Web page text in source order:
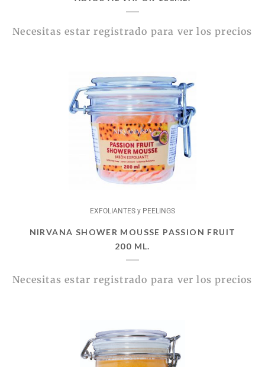
Necesitas estar registrado para ver los precios
EXFOLIANTES y PEELINGS
NIRVANA SHOWER MOUSSE PASSION FRUIT
200 ML.
Necesitas estar registrado para ver los precios